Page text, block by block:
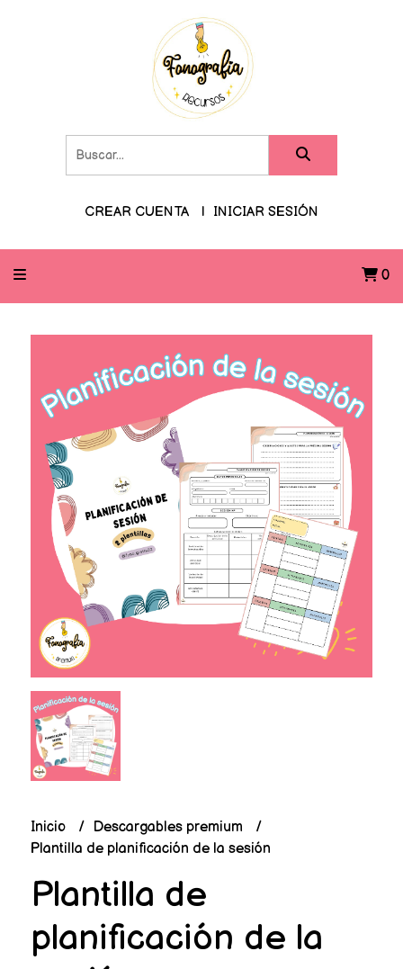
CREAR CUENTA INICIAR SESIÓN
0
Inicio
Descargables premium
Plantilla de planificación de la sesión
Plantilla de
planificación de la